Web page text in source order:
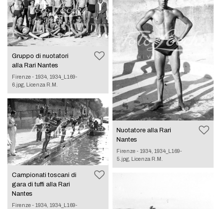
Gruppo di nuotatori
alla Rari Nantes
Firenze - 1934, 1934_L169-
6.jpg, Licenza R.M.
Campionati toscani di
gara di tuffi alla Rari
Nantes
Firenze - 1934, 1934_L169-
Nuotatore alla Rari
Nantes
Firenze - 1934, 1934_L169-
5.jpg, Licenza R.M.